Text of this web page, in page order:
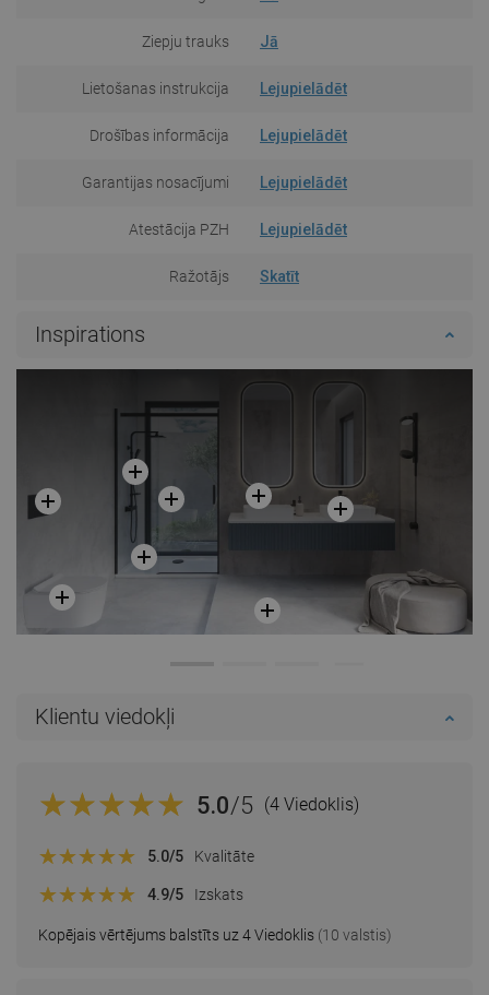
Ziepju trauks Jā
Lietošanas instrukcija Lejupielādēt
Drošības informācija Lejupielādēt
Garantijas nosacījumi Lejupielādēt
Atestācija PZH Lejupielādēt
Ražotājs Skatīt
Inspirations
Klientu viedokļi
5.0/5 (4 Viedoklis)
Kopējais vērtējums balstīts uz 4 Viedoklis (10 valstis)
5.0/5 Kvalitāte
4.9/5 Izskats